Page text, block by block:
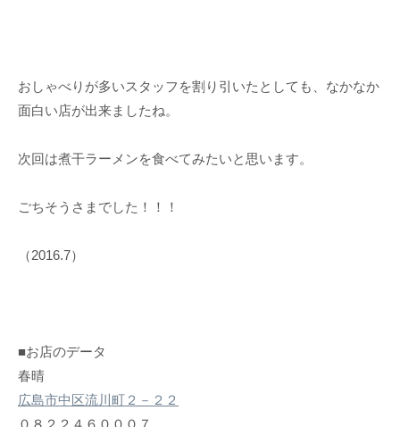
おしゃべりが多いスタッフを割り引いたとしても、なかなか
面白い店が出来ましたね。
次回は煮干ラーメンを食べてみたいと思います。
ごちそうさまでした！！！
（2016.7）
■お店のデータ
春晴
広島市中区流川町２－２２
０８２２４６０００７